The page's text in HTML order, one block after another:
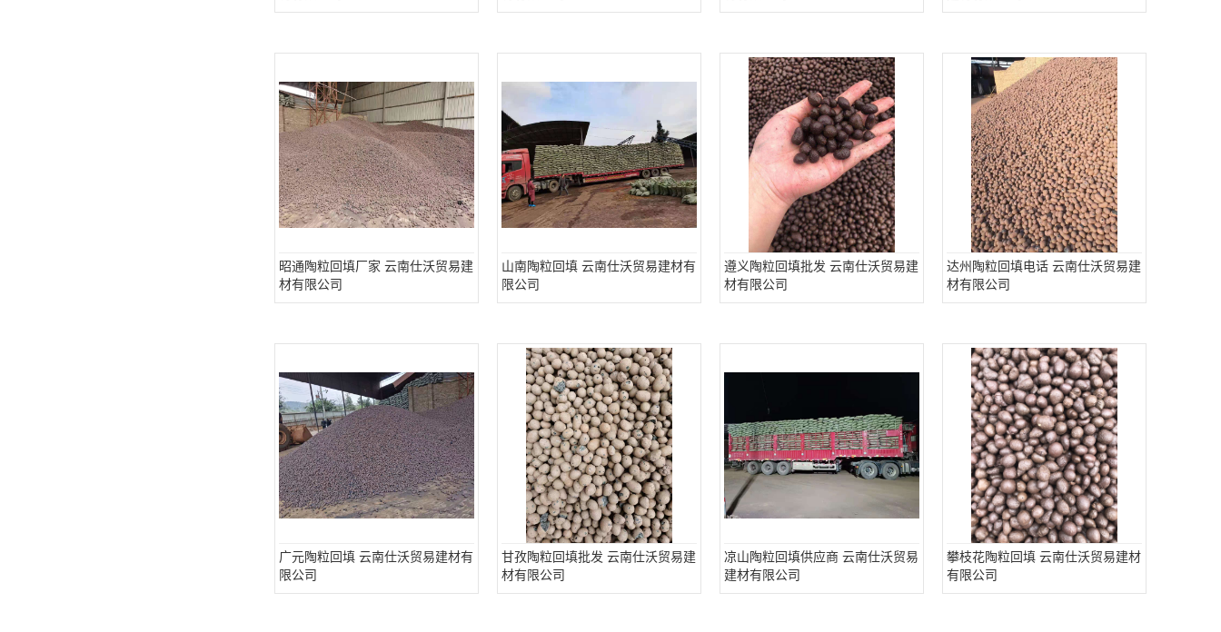
昭通陶粒回填厂家 云南仕沃贸易建
材有限公司
山南陶粒回填 云南仕沃贸易建材有
限公司
遵义陶粒回填批发 云南仕沃贸易建
材有限公司
达州陶粒回填电话 云南仕沃贸易建
材有限公司
广元陶粒回填 云南仕沃贸易建材有
限公司
甘孜陶粒回填批发 云南仕沃贸易建
材有限公司
凉山陶粒回填供应商 云南仕沃贸易
建材有限公司
攀枝花陶粒回填 云南仕沃贸易建材
有限公司